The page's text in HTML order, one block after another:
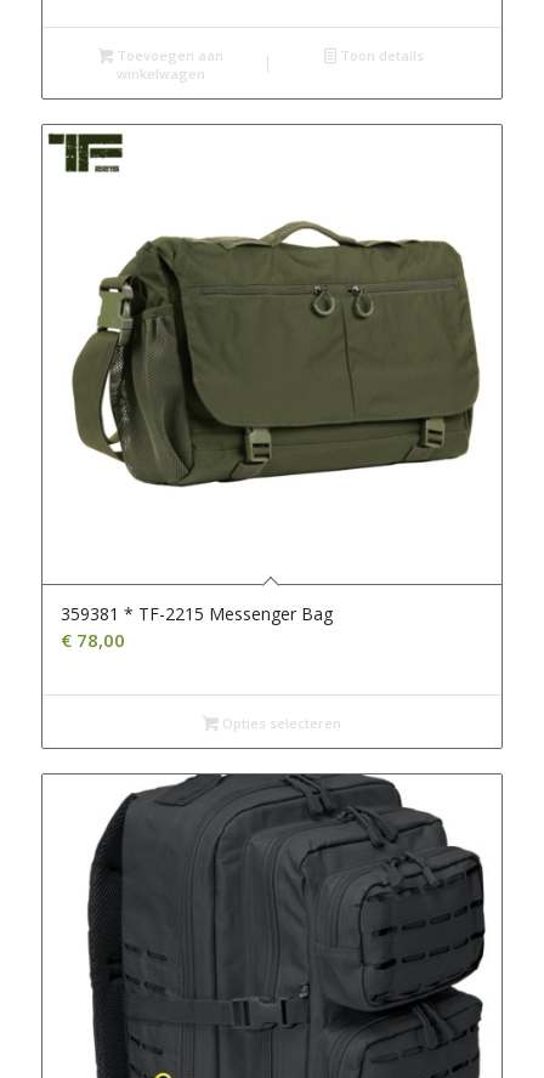
Toevoegen aan
winkelwagen
Toon details
359381 * TF-2215 Messenger Bag
€78,00
Opties selecteren